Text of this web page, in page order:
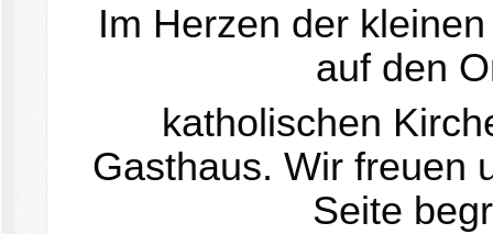
Im Herzen der
auf den
katholischen
Gasthaus. Wir freuen
Seite